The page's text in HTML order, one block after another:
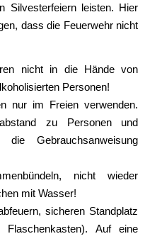
Silvesterfeiern leisten. Hier
dass die Feuerwehr nicht
nicht in die Hände von
Personen!
nur im Freien verwenden.
zu Personen und
Gebrauchsanweisung
nicht wieder
mit Wasser!
sicheren Standplatz
Auf eine